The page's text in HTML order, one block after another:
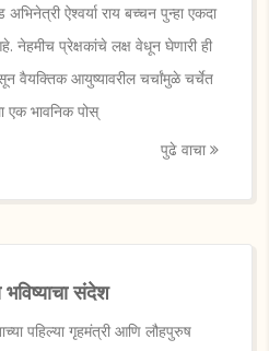
ऐश्वर्या राय बच्चन पुन्हा एकदा
नेहमीच प्रेक्षकांचे लक्ष वेधून घेणारी ही
वैयक्तिक आयुष्यावरील चर्चांमुळे चर्चेत
भावनिक पोस्
पुढे वाचा
संदेश
पहिल्या गृहमंत्री आणि लौहपुरुष